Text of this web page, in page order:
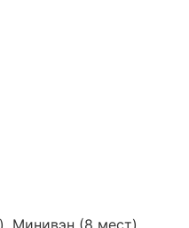
Минивэн (8 мест)